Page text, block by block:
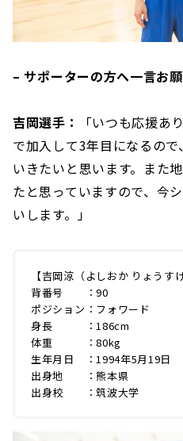
– サポーターの方へ一言お願
吉岡選手：
「いつも応援あ
で加入して3年目になるの
いきたいと思います。また
たと思っていますので、今
いします。」
【吉岡涼（よしおか りょうす
背番号 ：90
ポジション：フォワード
身長 ：186cm
体重 ：80kg
生年月日 ：1994年5月19日
出身地 ：熊本県
出身校 ：筑波大学